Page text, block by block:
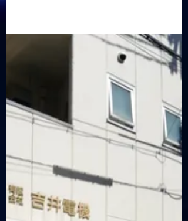
達part2
こんにちは〰️あっという間に10月です
ね！ 10月だというのに夏日が続き秋はど
こへやら〰️🌰🍠 さて、前回で私が就任し
た時期のお話はさせていただきました。
今日はその続きをさせていただきます。
番頭さんが退職してから私は経費を抑え
るために要らないものは全て捨てまし